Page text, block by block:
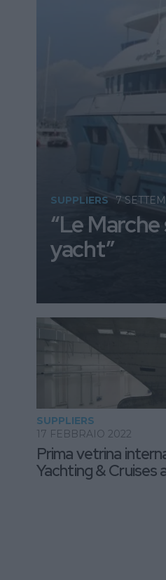
“Le
yacht”
SUPPLIERS 7
Prima vetrina
Yachting & Cruises a
SUPPLIERS
17 FEBBRAIO 2022